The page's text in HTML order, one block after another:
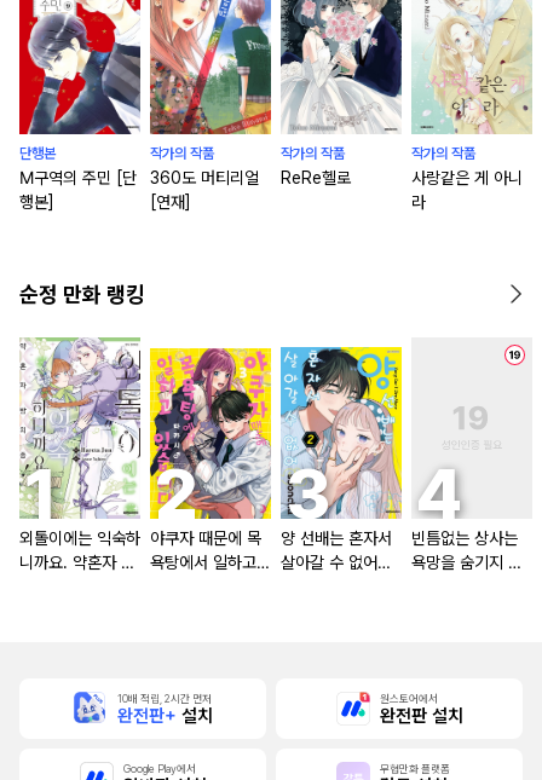
단행본
M구역의 주민 [단
행본]
작가의 작품
360도 머티리얼
[연재]
작가의 작품
ReRe헬로
작가의 작품
사랑같은 게 아니
라
순정 만화 랭킹
외톨이에는 익숙하
니까요. 약혼자 방
야쿠자 때문에 목
욕탕에서 일하고
양 선배는 혼자서
살아갈 수 없어
빈틈없는 상사는
욕망을 숨기지 않
10배 적립, 2시간 먼저
완전판+ 설치
원스토어에서
완전판 설치
Google Play에서 무협만화 플랫폼